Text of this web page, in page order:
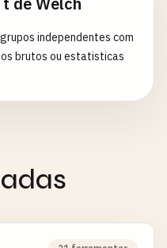
independentes com
brutos ou estatisticas